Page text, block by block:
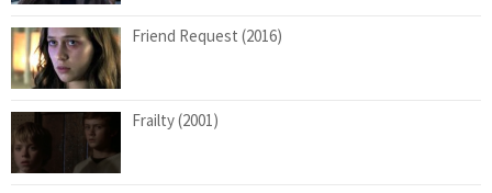
Friend Request (2016)
Frailty (2001)